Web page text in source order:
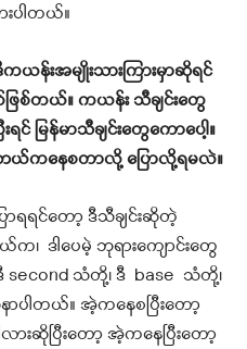
ပါတယ်။
ယန်းအမျိုးသားကြားမှာဆိုရင်
ြစ်တယ်။ကယန်း သီချင်းတွေ
ရင် မြန်မာသီချင်းတွေကောပေါ့။
ယ်ကနေစတာလို့ ပြောလို့ရမလဲ။
ာရရင်တော့ ဒီသီချင်းဆိုတဲ့
၊ ဒါပေမဲ့ ဘုရားကျောင်းတွေ
သံတို့၊ ဒီ base သံတို့၊
တယ်။ အဲ့ကနေစပြီးတော့
လားဆိုပြီးတော့ အဲ့ကနေပြီးတော့